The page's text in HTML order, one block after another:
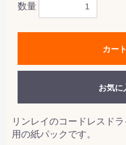
数量
カー
お気に
リンレイのコードレスド
用の紙パックです。